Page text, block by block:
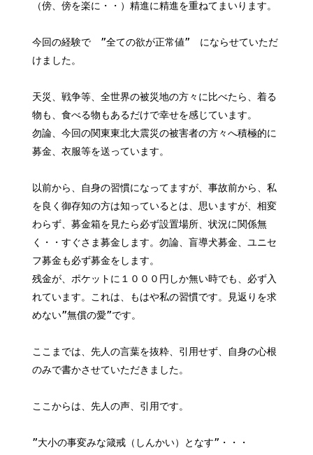
（傍、傍を楽に・・）精進に精進を重ねてまいります。
今回の経験で ”全ての欲が正常値” にならせていただ
けました。
天災、戦争等、全世界の被災地の方々に比べたら、着る
物も、食べる物もあるだけで幸せを感じています。
勿論、今回の関東東北大震災の被害者の方々へ積極的に
募金、衣服等を送っています。
以前から、自身の習慣になってますが、事故前から、私
を良く御存知の方は知っているとは、思いますが、相変
わらず、募金箱を見たら必ず設置場所、状況に関係無
く・・すぐさま募金します。勿論、盲導犬募金、ユニセ
フ募金も必ず募金をします。
残金が、ポケットに１０００円しか無い時でも、必ず入
れています。これは、もはや私の習慣です。見返りを求
めない”無償の愛”です。
ここまでは、先人の言葉を抜粋、引用せず、自身の心根
のみで書かさせていただきました。
ここからは、先人の声、引用です。
”大小の事変みな箴戒（しんかい）となす”・・・